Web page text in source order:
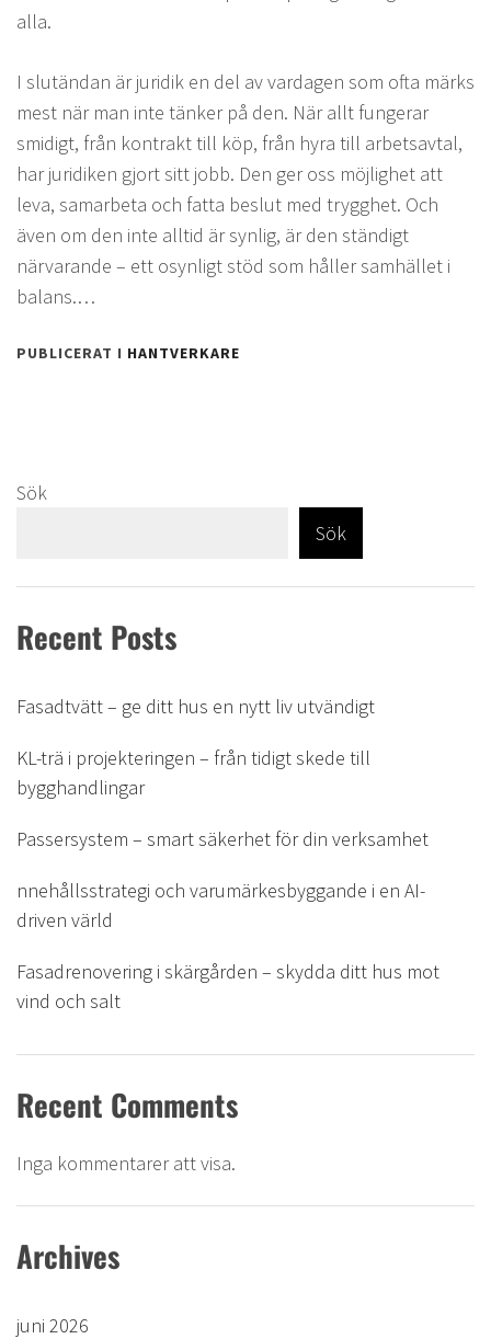
alla.
I slutändan är juridik en del av vardagen som ofta märks
mest när man inte tänker på den. När allt fungerar
smidigt, från kontrakt till köp, från hyra till arbetsavtal,
har juridiken gjort sitt jobb. Den ger oss möjlighet att
leva, samarbeta och fatta beslut med trygghet. Och
även om den inte alltid är synlig, är den ständigt
närvarande – ett osynligt stöd som håller samhället i
balans.…
PUBLICERAT I HANTVERKARE
Sök
Sök
Recent Posts
Fasadtvätt – ge ditt hus en nytt liv utvändigt
KL-trä i projekteringen – från tidigt skede till
bygghandlingar
Passersystem – smart säkerhet för din verksamhet
nnehållsstrategi och varumärkesbyggande i en AI-
driven värld
Fasadrenovering i skärgården – skydda ditt hus mot
vind och salt
Recent Comments
Inga kommentarer att visa.
Archives
juni 2026